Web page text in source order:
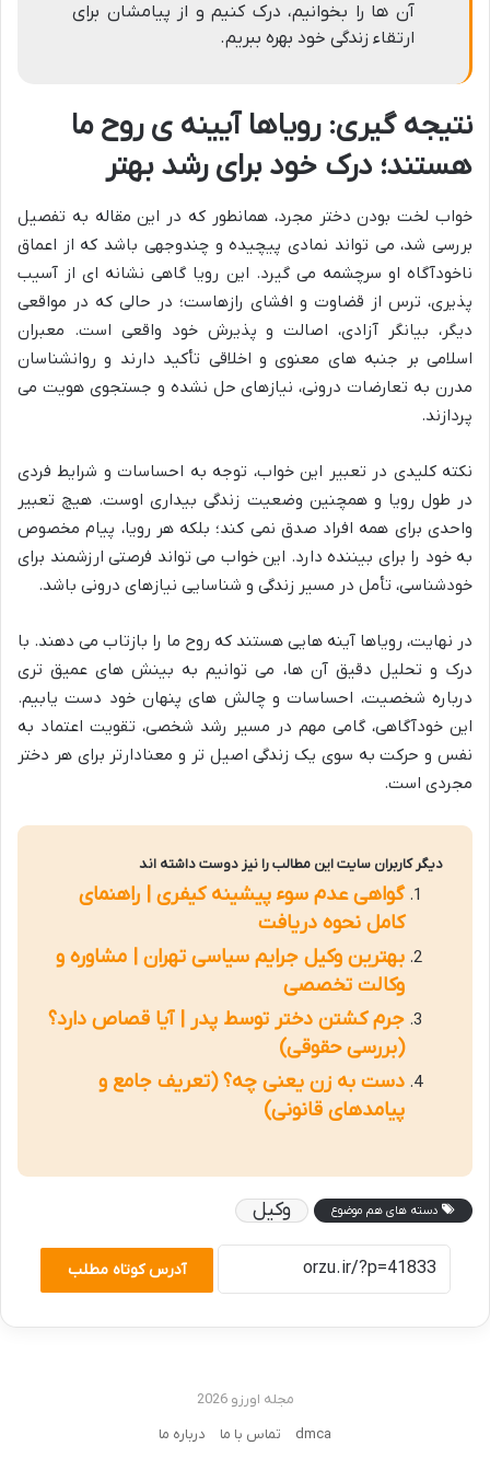
آن ها را بخوانیم، درک کنیم و از پیامشان برای
ارتقاء زندگی خود بهره ببریم.
نتیجه گیری: رویاها آیینه ی روح ما
هستند؛ درک خود برای رشد بهتر
خواب لخت بودن دختر مجرد، همانطور که در این مقاله به تفصیل
بررسی شد، می تواند نمادی پیچیده و چندوجهی باشد که از اعماق
ناخودآگاه او سرچشمه می گیرد. این رویا گاهی نشانه ای از آسیب
پذیری، ترس از قضاوت و افشای رازهاست؛ در حالی که در مواقعی
دیگر، بیانگر آزادی، اصالت و پذیرش خود واقعی است. معبران
اسلامی بر جنبه های معنوی و اخلاقی تأکید دارند و روانشناسان
مدرن به تعارضات درونی، نیازهای حل نشده و جستجوی هویت می
پردازند.
نکته کلیدی در تعبیر این خواب، توجه به احساسات و شرایط فردی
در طول رویا و همچنین وضعیت زندگی بیداری اوست. هیچ تعبیر
واحدی برای همه افراد صدق نمی کند؛ بلکه هر رویا، پیام مخصوص
به خود را برای بیننده دارد. این خواب می تواند فرصتی ارزشمند برای
خودشناسی، تأمل در مسیر زندگی و شناسایی نیازهای درونی باشد.
در نهایت، رویاها آینه هایی هستند که روح ما را بازتاب می دهند. با
درک و تحلیل دقیق آن ها، می توانیم به بینش های عمیق تری
درباره شخصیت، احساسات و چالش های پنهان خود دست یابیم.
این خودآگاهی، گامی مهم در مسیر رشد شخصی، تقویت اعتماد به
نفس و حرکت به سوی یک زندگی اصیل تر و معنادارتر برای هر دختر
مجردی است.
دیگر کاربران سایت این مطالب را نیز دوست داشته اند
گواهی عدم سوء پیشینه کیفری | راهنمای
کامل نحوه دریافت
بهترین وکیل جرایم سیاسی تهران | مشاوره و
وکالت تخصصی
جرم کشتن دختر توسط پدر | آیا قصاص دارد؟
(بررسی حقوقی)
دست به زن یعنی چه؟ (تعریف جامع و
پیامدهای قانونی)
دسته های هم موضوع وکیل
آدرس کوتاه مطلب
مجله اورزو 2026
dmca
تماس با ما درباره ما